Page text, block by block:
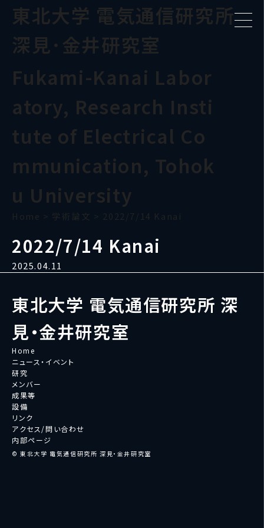
東北大学 電気通信研究所
深見･金井研究室
Fukami-Kanai Labor
atory, Research Insti
tute of Electrical Co
mmunication, Tohok
u University
Home > 学術論文 > 2022/7/14 Kanai
2022/7/14 Kanai
2025.04.11
東北大学 電気通信研究所 深
見・金井研究室
Home
ニュース・イベント
研究
メンバー
成果等
設備
リンク
アクセス/問い合わせ
内部ページ
© 東北大学 電気通信研究所 深見・金井研究室